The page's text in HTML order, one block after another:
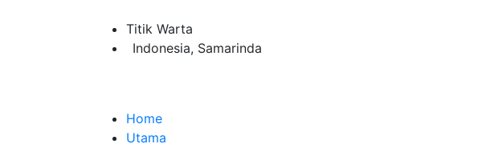
Titik Warta
Indonesia, Samarinda
Home
Utama